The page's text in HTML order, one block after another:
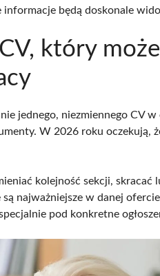
będą doskonale
który
jednego, niezmiennego CV
W 2026 roku oczekują,
kolejność sekcji, skracać
najważniejsze w danej
pod konkretne